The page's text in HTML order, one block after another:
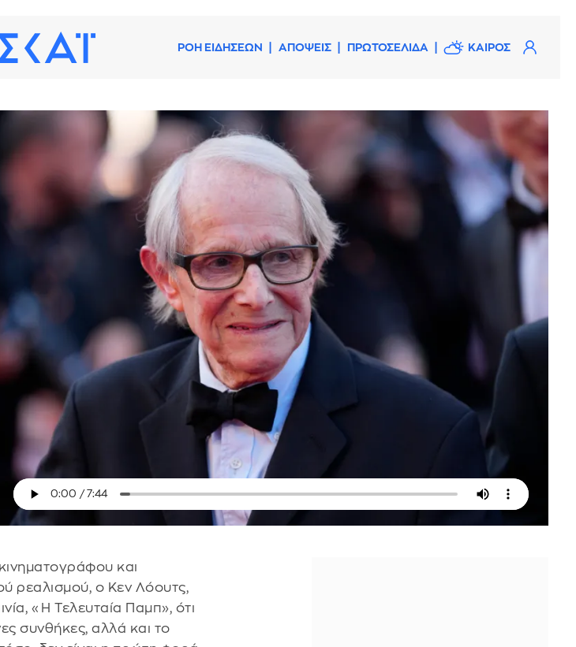
ΡΟΗ ΕΙΔΗΣΕΩΝ ΑΠΟΨΕΙΣ ΠΡΩΤΟΣΕΛΙΔΑ ΚΑΙΡΟΣ
και
ρεαλισμού, ο Κεν Λόουτς,
«Η Τελευταία Παμπ», ότι
συνθήκες, αλλά και το